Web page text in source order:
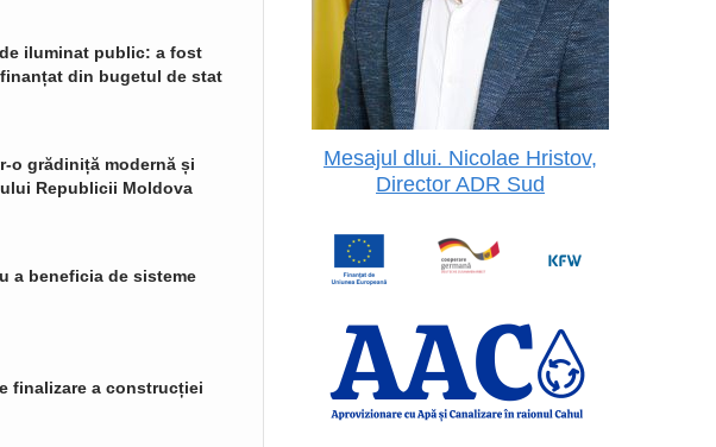
iluminat public: a fost
din bugetul de stat
o grădiniță modernă și
Republicii Moldova
a beneficia de sisteme
finalizare a construcției
Mesajul dlui. Nicolae Hristov,
Director ADR Sud